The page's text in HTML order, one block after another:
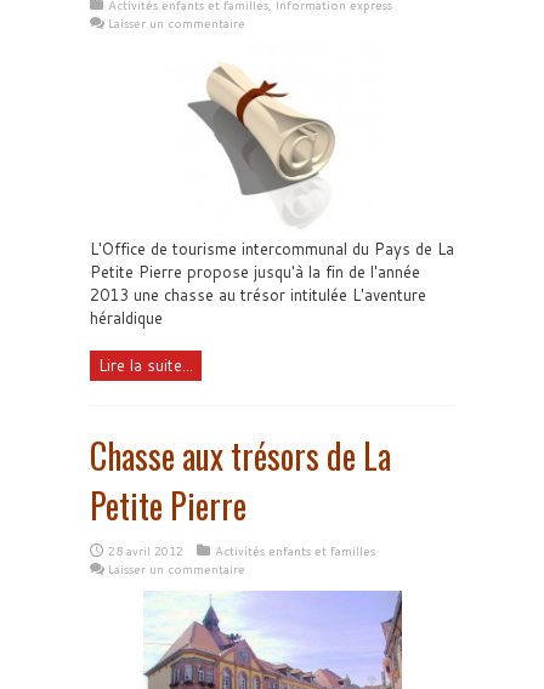
Activités enfants et familles, Information express
Laisser un commentaire
L'Office de tourisme intercommunal du Pays de La
Petite Pierre propose jusqu'à la fin de l'année
2013 une chasse au trésor intitulée L'aventure
héraldique
Lire la suite...
Chasse aux trésors de La
Petite Pierre
28 avril 2012
Activités enfants et familles
Laisser un commentaire